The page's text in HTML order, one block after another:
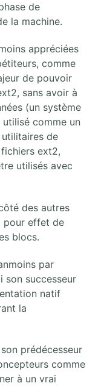
de
la machine.
appréciées
comme
de pouvoir
sans avoir à
(un système
comme un
de
ext2,
utilisés avec
des autres
pour effet de
blocs.
par
son successeur
natif
la
prédécesseur
comme
à un vrai